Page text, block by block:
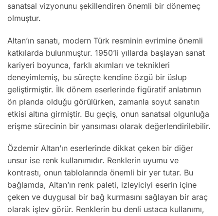
sanatsal vizyonunu şekillendiren önemli bir dönemeç
olmuştur.
Altan’ın sanatı, modern Türk resminin evrimine önemli
katkılarda bulunmuştur. 1950’li yıllarda başlayan sanat
kariyeri boyunca, farklı akımları ve teknikleri
deneyimlemiş, bu süreçte kendine özgü bir üslup
geliştirmiştir. İlk dönem eserlerinde figüratif anlatımın
ön planda olduğu görülürken, zamanla soyut sanatın
etkisi altına girmiştir. Bu geçiş, onun sanatsal olgunluğa
erişme sürecinin bir yansıması olarak değerlendirilebilir.
Özdemir Altan’ın eserlerinde dikkat çeken bir diğer
unsur ise renk kullanımıdır. Renklerin uyumu ve
kontrastı, onun tablolarında önemli bir yer tutar. Bu
bağlamda, Altan’ın renk paleti, izleyiciyi eserin içine
çeken ve duygusal bir bağ kurmasını sağlayan bir araç
olarak işlev görür. Renklerin bu denli ustaca kullanımı,